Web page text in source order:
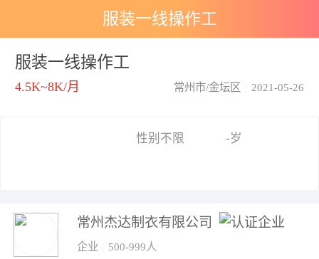
服装一线操作工
服装一线操作工
4.5K~8K/月 2021-05-26
常州市/金坛区
性别不限 -岁
常州杰达制衣有限公司
企业 500-999人